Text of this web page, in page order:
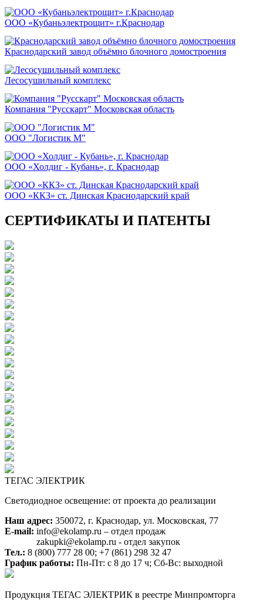
ООО «Кубаньэлектрощит» г.Краснодар
Краснодарский завод объёмно блочного домостроения
Лесосушильный комплекс
Компания "Русскарт" Московская область
ООО "Логистик М"
ООО «Холдиг - Кубань», г. Краснодар
ООО «ККЗ» ст. Динская Краснодарский край
СЕРТИФИКАТЫ И ПАТЕНТЫ
ТЕГАС ЭЛЕКТРИК
Светодиодное освещение: от проекта до реализации
Наш адрес: 350072, г. Краснодар, ул. Московская, 77
E-mail: info@ekolamp.ru – отдел продаж
zakupki@ekolamp.ru - отдел закупок
Тел.: 8 (800) 777 28 00; +7 (861) 298 32 47
График работы: Пн-Пт: с 8 до 17 ч; Сб-Вс: выходной
Продукция ТЕГАС ЭЛЕКТРИК в реестре Минпромторга